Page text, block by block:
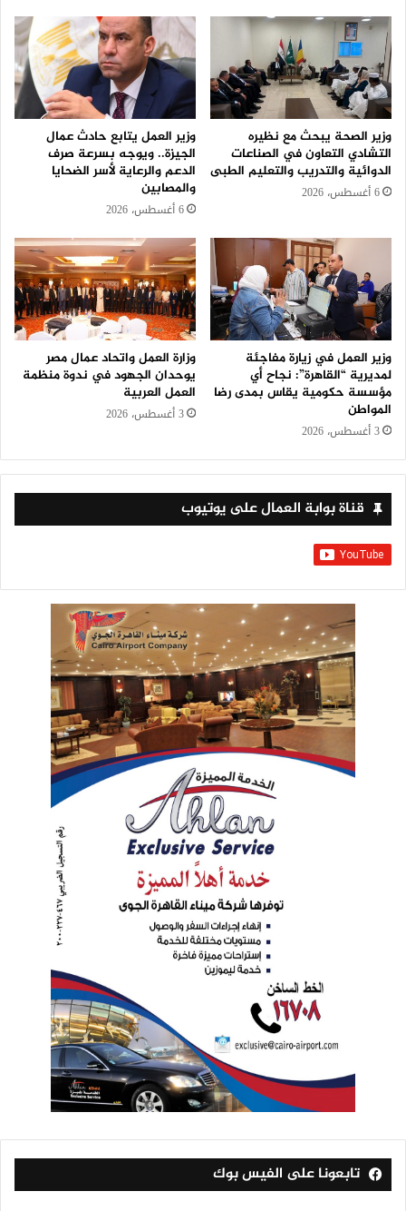
وزير الصحة يبحث مع نظيره
التشادي التعاون في الصناعات
الدوائية والتدريب والتعليم الطبى
6 أغسطس، 2026
وزير العمل يتابع حادث عمال
الجيزة.. ويوجه بسرعة صرف
الدعم والرعاية لأسر الضحايا
والمصابين
6 أغسطس، 2026
وزير العمل في زيارة مفاجئة
لمديرية “القاهرة”: نجاح أي
مؤسسة حكومية يقاس بمدى رضا
المواطن
3 أغسطس، 2026
وزارة العمل واتحاد عمال مصر
يوحدان الجهود في ندوة منظمة
العمل العربية
3 أغسطس، 2026
قناة بوابة العمال على يوتيوب
تابعونا على الفيس بوك